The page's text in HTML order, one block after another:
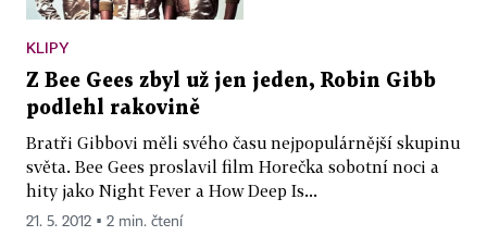
KLIPY
Z Bee Gees zbyl už jen jeden, Robin Gibb
podlehl rakovině
Bratři Gibbovi měli svého času nejpopulárnější skupinu
světa. Bee Gees proslavil film Horečka sobotní noci a
hity jako Night Fever a How Deep Is...
21. 5. 2012 ▪ 2 min. čtení